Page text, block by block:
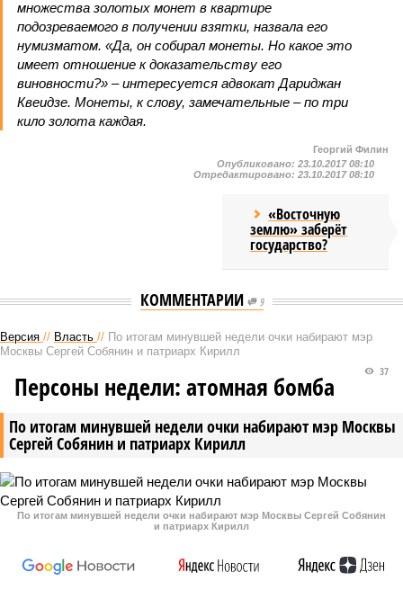
множества золотых монет в квартире
подозреваемого в получении взятки, назвала его
нумизматом. «Да, он собирал монеты. Но какое это
имеет отношение к доказательству его
виновности?» – интересуется адвокат Дариджан
Квеидзе. Монеты, к слову, замечательные – по три
кило золота каждая.
Георгий Филин
Опубликовано: 23.10.2017 08:10
Отредактировано: 23.10.2017 08:10
«Восточную
землю» заберёт
государство?
КОММЕНТАРИИ 9
Версия // Власть // По итогам минувшей недели очки набирают мэр
Москвы Сергей Собянин и патриарх Кирилл
По итогам минувшей недели очки набирают мэр Москвы
Сергей Собянин и патриарх Кирилл
37
Персоны недели: атомная бомба
По итогам минувшей недели очки набирают мэр Москвы Сергей Собянин
и патриарх Кирилл